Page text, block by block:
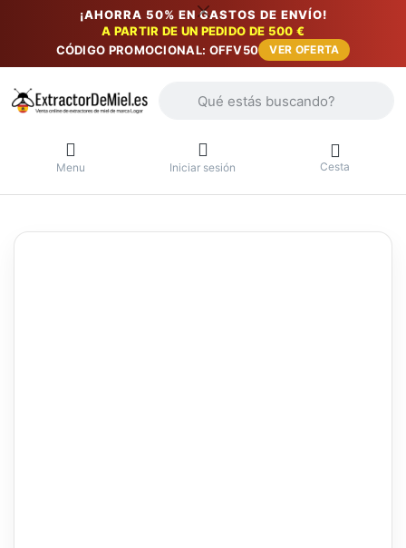
¡AHORRA 50% EN GASTOS DE ENVÍO!
A PARTIR DE UN PEDIDO DE 500 €
CÓDIGO PROMOCIONAL: OFFV50
VER OFERTA
Menu Iniciar sesión Cesta